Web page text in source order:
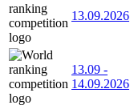
13.09.2026
13.09 -
14.09.2026